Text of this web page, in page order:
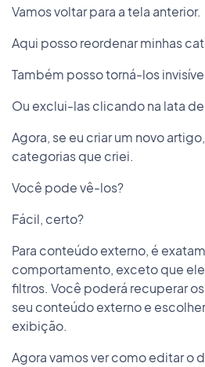
Vamos voltar para a tela anterior.
Aqui posso reordenar minhas
Também posso torná-los
Ou exclui-las clicando na lata
Agora, se eu criar um novo
categorias que criei.
Você pode vê-los?
Fácil, certo?
Para conteúdo externo, é
comportamento, exceto que
filtros. Você poderá recuperar
seu conteúdo externo e
exibição.
Agora vamos ver como editar o